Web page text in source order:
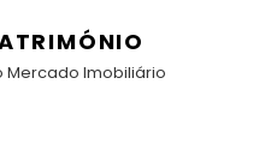
Mercado Imobiliário